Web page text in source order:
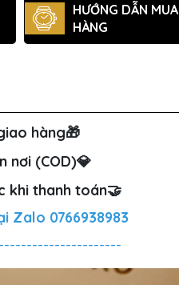
HƯỚNG DẪN MUA
HÀNG
hàng🎁
nơi (COD)💎
khi thanh toán🤝
Zalo 0766938983